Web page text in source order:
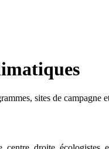
sites de campagne